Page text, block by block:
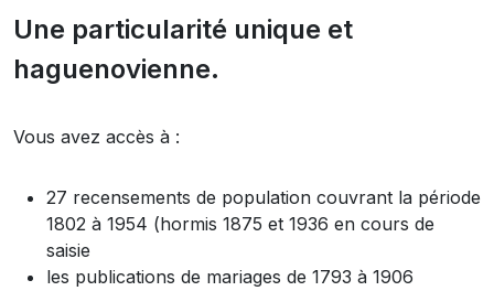
Une particularité unique et
haguenovienne.
Vous avez accès à :
27 recensements de population couvrant la période
1802 à 1954 (hormis 1875 et 1936 en cours de
saisie
les publications de mariages de 1793 à 1906